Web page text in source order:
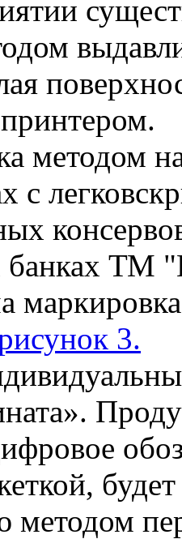
методом
с
банках ТМ
3.